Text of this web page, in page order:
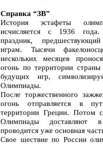
Справка “ЗВ”
История эстафеты
исчисляется с 1936
праздник,
играм. Тысячи
нескольких месяцев
огонь по территории страны
будущих игр,
Олимпиады.
После торжественного
огонь отправляется в
территории Греции. Потом
Олимпиады доставляют
проводится уже основная
Свое шествие по России